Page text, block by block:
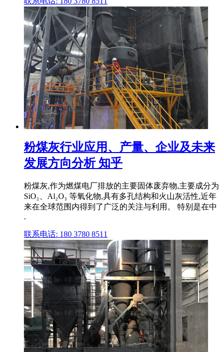
粉煤灰行业应用、产量、企业及未来
发展方向分析 知乎
粉煤灰,作为燃煤电厂排放的主要固体废弃物,主要成分为
SiO₂、Al₂O₃ 等氧化物,具有多孔结构和火山灰活性,近年
来在全球范围内得到了广泛的关注与利用。 特别是在中
.
联系电话: 180 3780 8511